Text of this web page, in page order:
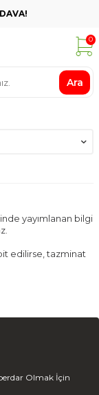
Ara
0
yayımlanan bilgi
edilirse, tazminat
Olmak İçin